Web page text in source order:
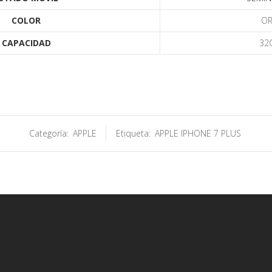
COLOR
CAPACIDAD
Categoría: APPLE Etiqueta: APPLE IPHONE 7 PLUS